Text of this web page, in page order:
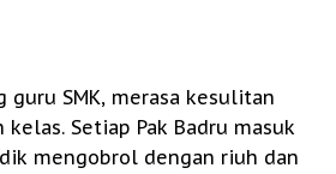
guru SMK, merasa kesulitan
Setiap Pak Badru masuk
mengobrol dengan riuh dan